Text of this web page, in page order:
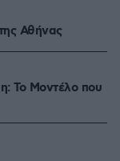
Αθήνας
Το Mοντέλο που